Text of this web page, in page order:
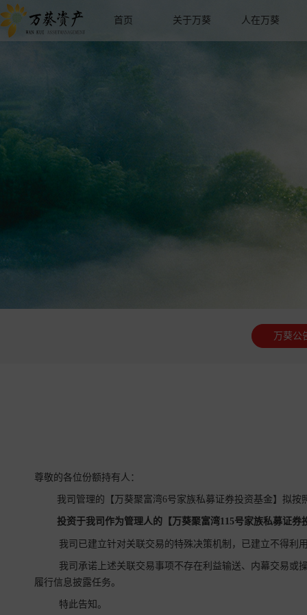
首页 关于万葵 人在万葵
万葵公
尊敬的各位份额持有人：
我司管理的【万葵聚富湾6号家族私募证券投资基金】拟
投资于我司作为管理人的【 万葵聚富湾115号家族私募证券
我司已建立针对关联交易的特殊决策机制，已建立不得利
我司承诺上述关联交易事项不存在利益输送、内幕交易或
履行信息披露任务。
特此告知。